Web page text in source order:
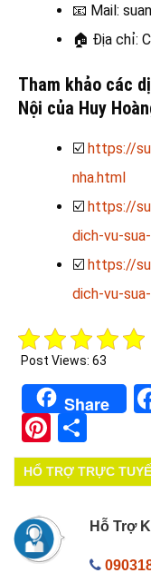
📧 Mail:
🏠 Địa chỉ:
Tham khảo các
Nội của Huy
☑️ https://
nha.html
☑️ https://
dich-vu-
☑️ https://
dich-vu-
Post Views: 63
Share
Pinterest
HỔ TRỢ TRỰC
Hỗ Trợ